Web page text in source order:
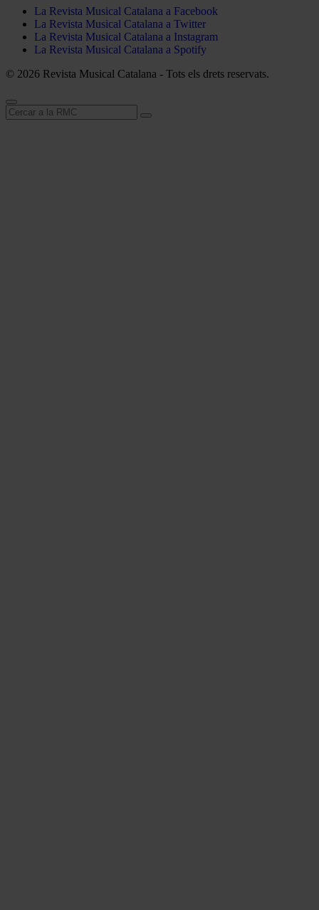
La Revista Musical Catalana a Facebook
La Revista Musical Catalana a Twitter
La Revista Musical Catalana a Instagram
La Revista Musical Catalana a Spotify
© 2026 Revista Musical Catalana - Tots els drets reservats.
Cerca